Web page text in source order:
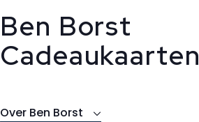
Ben Borst
Cadeaukaarten
Over Ben Borst